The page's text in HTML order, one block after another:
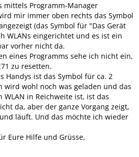
mittels Programm-Manager
mir immer oben rechts das Symbol
(das Symbol für "Das Gerät
WLANs eingerichtet und es ist ein
vorher nicht da.
eines Programms sehe ich nicht ein,
zu resetten.
Handys ist das Symbol für ca. 2
wird wohl noch was geladen und das
WLAN in Reichweite ist, ist das
da, aber der ganze Vorgang zeigt,
läuft. Und das möchte ich wieder
Eure Hilfe und Grüsse,